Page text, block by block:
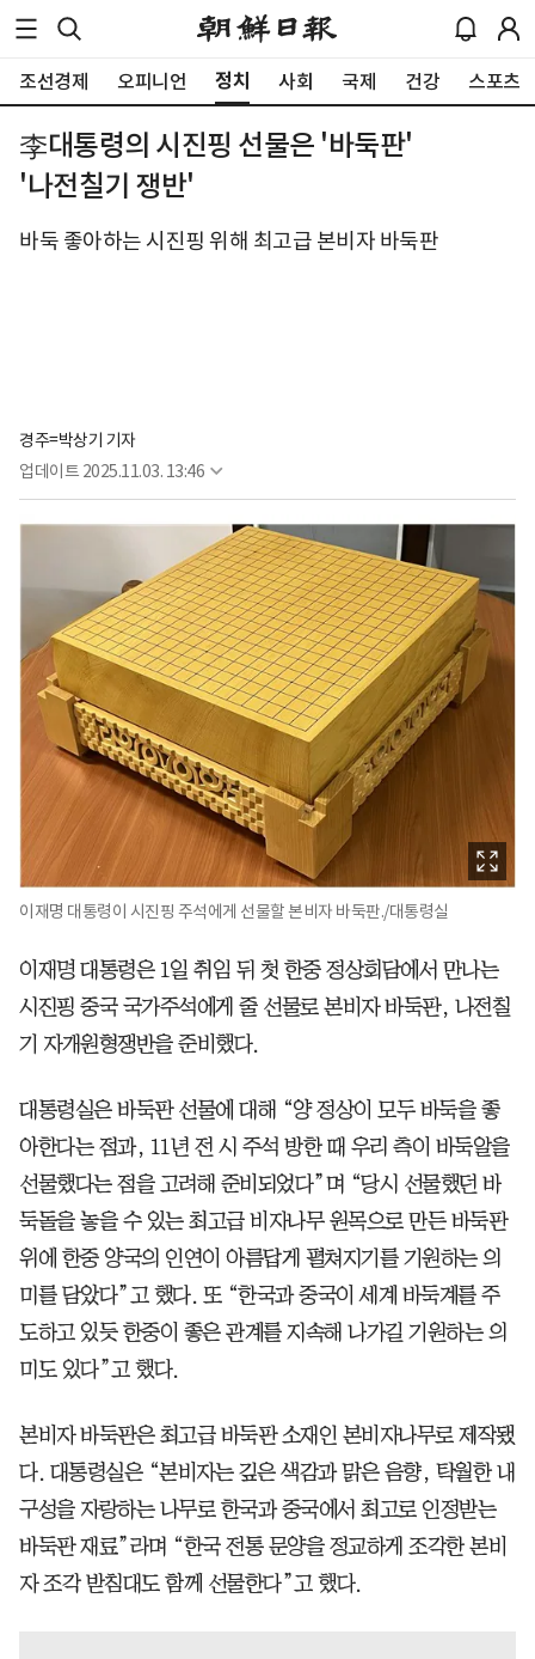
조선경제 오피니언 정치 사회 국제 건강 스포츠
李대통령의 시진핑 선물은 '바둑판'
'나전칠기 쟁반'
바둑 좋아하는 시진핑 위해 최고급 본비자 바둑판
경주=박상기 기자
업데이트 2025.11.03. 13:46
이재명 대통령이 시진핑 주석에게 선물할 본비자 바둑판./대통령실
이재명 대통령은 1일 취임 뒤 첫 한중 정상회담에서 만나는
시진핑 중국 국가주석에게 줄 선물로 본비자 바둑판, 나전칠
기 자개원형쟁반을 준비했다.
대통령실은 바둑판 선물에 대해 “양 정상이 모두 바둑을 좋
아한다는 점과, 11년 전 시 주석 방한 때 우리 측이 바둑알을
선물했다는 점을 고려해 준비되었다”며 “당시 선물했던 바
둑돌을 놓을 수 있는 최고급 비자나무 원목으로 만든 바둑판
위에 한중 양국의 인연이 아름답게 펼쳐지기를 기원하는 의
미를 담았다”고 했다. 또 “한국과 중국이 세계 바둑계를 주
도하고 있듯 한중이 좋은 관계를 지속해 나가길 기원하는 의
미도 있다”고 했다.
본비자 바둑판은 최고급 바둑판 소재인 본비자나무로 제작됐
다. 대통령실은 “본비자는 깊은 색감과 맑은 음향, 탁월한 내
구성을 자랑하는 나무로 한국과 중국에서 최고로 인정받는
바둑판 재료”라며 “한국 전통 문양을 정교하게 조각한 본비
자 조각 받침대도 함께 선물한다”고 했다.